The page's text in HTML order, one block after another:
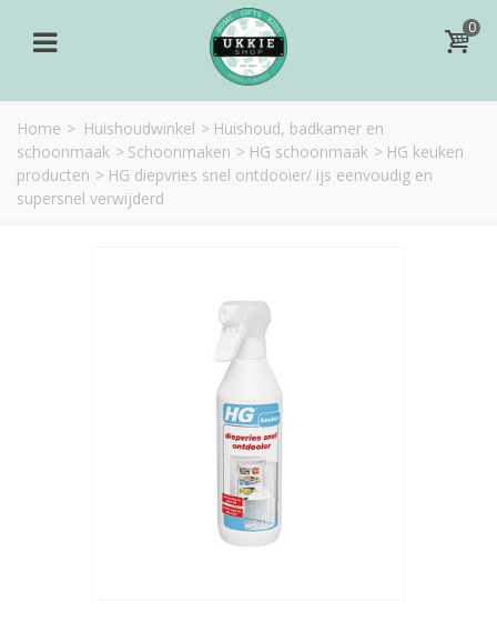
0
Home > Huishoudwinkel > Huishoud, badkamer en
schoonmaak > Schoonmaken > HG schoonmaak > HG keuken
producten > HG diepvries snel ontdooier/ ijs eenvoudig en
supersnel verwijderd